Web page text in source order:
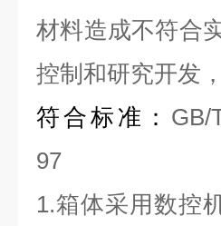
材料造成不符合
控制和研究开发
符合标准： GB/
97
1.箱体采用数控